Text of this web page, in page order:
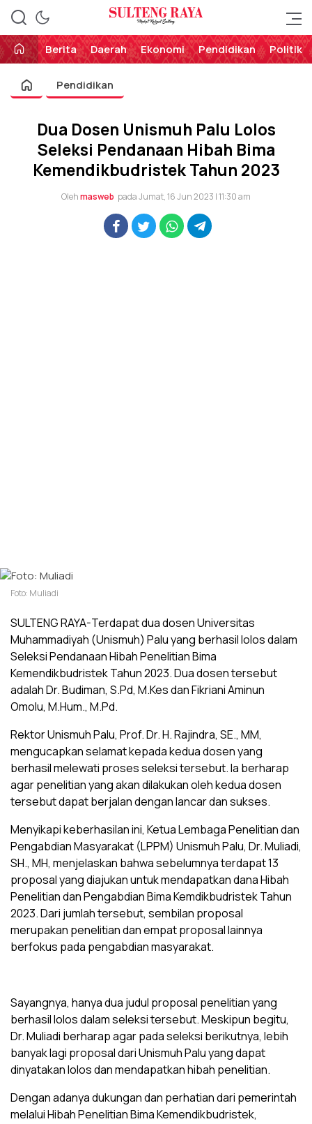
Sulteng Raya
Perekat Rakyat Sulteng
Berita
Daerah Ekonomi Pendidikan Politik
Pendidikan
Dua Dosen Unismuh Palu Lolos
Seleksi Pendanaan Hibah Bima
Kemendikbudristek Tahun 2023
Olehmasweb pada Jumat, 16 Jun 2023 | 11:30 am
Foto: Muliadi
SULTENG RAYA-Terdapat dua dosen Universitas
Muhammadiyah (Unismuh) Palu yang berhasil lolos dalam
Seleksi Pendanaan Hibah Penelitian Bima
Kemendikbudristek Tahun 2023. Dua dosen tersebut
adalah Dr. Budiman, S.Pd, M.Kes dan Fikriani Aminun
Omolu, M.Hum., M.Pd.
Rektor Unismuh Palu, Prof. Dr. H. Rajindra, SE., MM,
mengucapkan selamat kepada kedua dosen yang
berhasil melewati proses seleksi tersebut. Ia berharap
agar penelitian yang akan dilakukan oleh kedua dosen
tersebut dapat berjalan dengan lancar dan sukses.
Menyikapi keberhasilan ini, Ketua Lembaga Penelitian dan
Pengabdian Masyarakat (LPPM) Unismuh Palu, Dr. Muliadi,
SH., MH, menjelaskan bahwa sebelumnya terdapat 13
proposal yang diajukan untuk mendapatkan dana Hibah
Penelitian dan Pengabdian Bima Kemdikbudristek Tahun
2023. Dari jumlah tersebut, sembilan proposal
merupakan penelitian dan empat proposal lainnya
berfokus pada pengabdian masyarakat.
Sayangnya, hanya dua judul proposal penelitian yang
berhasil lolos dalam seleksi tersebut. Meskipun begitu,
Dr. Muliadi berharap agar pada seleksi berikutnya, lebih
banyak lagi proposal dari Unismuh Palu yang dapat
dinyatakan lolos dan mendapatkan hibah penelitian.
Dengan adanya dukungan dan perhatian dari pemerintah
melalui Hibah Penelitian Bima Kemendikbudristek,